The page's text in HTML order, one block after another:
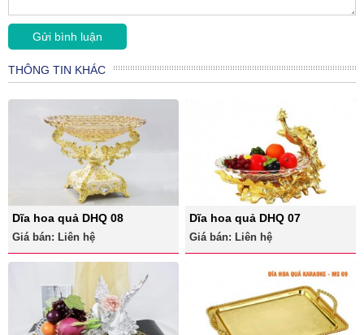
THÔNG TIN KHÁC
Dĩa hoa quả DHQ 08
Giá bán: Liên hệ
Dĩa hoa quả DHQ 07
Giá bán: Liên hệ